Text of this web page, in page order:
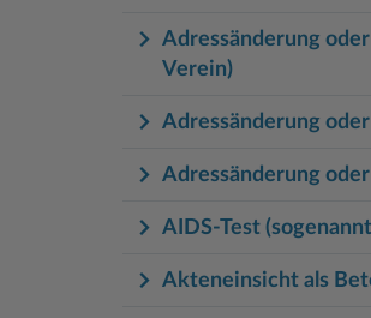
Adressänderung
Verein)
Adressänderung
Adressänderung
AIDS-Test
Akteneinsicht als